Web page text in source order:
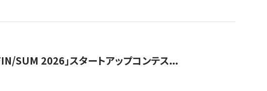
SUM 2026」スタートアップコンテス...